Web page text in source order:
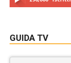
GUIDA TV